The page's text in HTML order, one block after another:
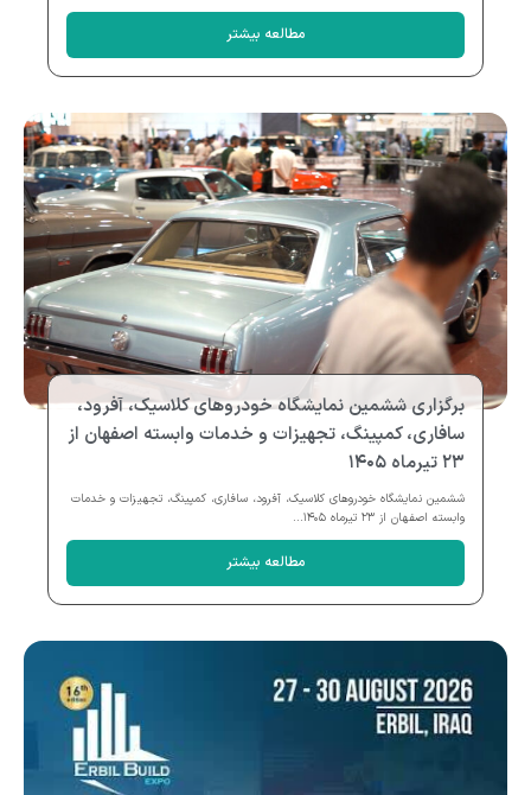
مطالعه بیشتر
برگزاری ششمین نمایشگاه خودروهای کلاسیک، آفرود،
سافاری، کمپینگ، تجهیزات و خدمات وابسته اصفهان از
۲۳ تیرماه ۱۴۰۵
ششمین نمایشگاه خودروهای کلاسیک، آفرود، سافاری، کمپینگ، تجهیزات و خدمات
وابسته اصفهان از ۲۳ تیرماه ۱۴۰۵...
مطالعه بیشتر